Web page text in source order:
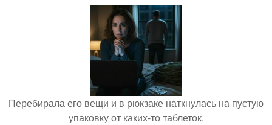
Перебирала его вещи и в рюкзаке наткнулась на пустую
упаковку от каких-то таблеток.